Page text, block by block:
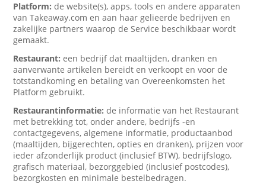
Platform:de website(s), apps, tools en andere apparaten
van Takeaway.com en aan haar gelieerde bedrijven en
zakelijke partners waarop de Service beschikbaar wordt
gemaakt.
Restaurant:een bedrijf dat maaltijden, dranken en
aanverwante artikelen bereidt en verkoopt en voor de
totstandkoming en betaling van Overeenkomsten het
Platform gebruikt.
Restaurantinformatie:de informatie van het Restaurant
met betrekking tot, onder andere, bedrijfs -en
contactgegevens, algemene informatie, productaanbod
(maaltijden, bijgerechten, opties en dranken), prijzen voor
ieder afzonderlijk product (inclusief BTW), bedrijfslogo,
grafisch materiaal, bezorggebied (inclusief postcodes),
bezorgkosten en minimale bestelbedragen.